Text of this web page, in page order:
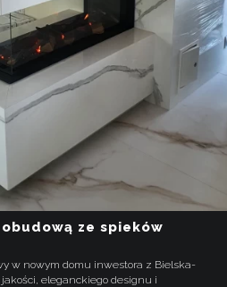
ze spieków
w nowym domu inwestora z Bielska-
jakości, eleganckiego designu i